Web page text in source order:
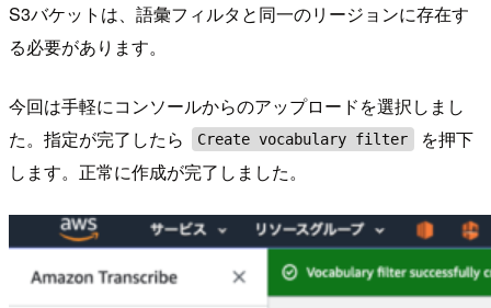
S3バケットは、語彙フィルタと同一のリージョンに存在す
る必要があります。
今回は手軽にコンソールからのアップロードを選択しまし
た。指定が完了したら
Create vocabulary filter
を押下
します。正常に作成が完了しました。